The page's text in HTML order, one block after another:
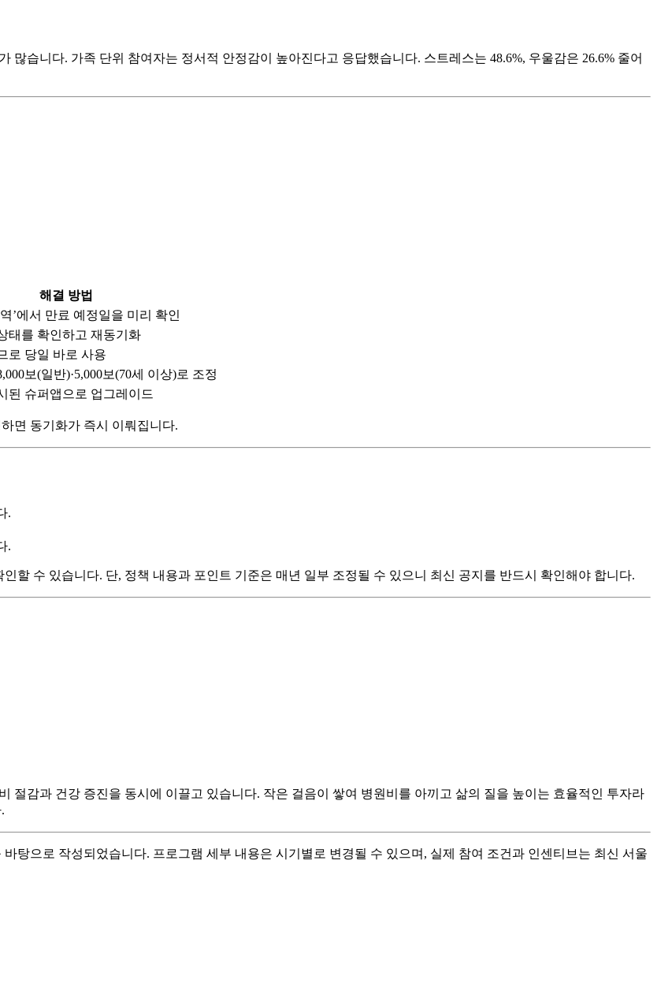
습니다. 가족 단위 참여자는 정서적 안정감이 높아진다고 응답했습니다. 스트레스는 48.6%, 우울감은 26.6% 줄어
해결 방법
’에서 만료 예정일을 미리 확인
태를 확인하고 재동기화
로 당일 바로 사용
보(일반)·5,000보(70세 이상)로 조정
된 슈퍼앱으로 업그레이드
면 동기화가 즉시 이뤄집니다.
.
.
할 수 있습니다. 단, 정책 내용과 포인트 기준은 매년 일부 조정될 수 있으니 최신 공지를 반드시 확인해야 합니다.
절감과 건강 증진을 동시에 이끌고 있습니다. 작은 걸음이 쌓여 병원비를 아끼고 삶의 질을 높이는 효율적인 투자라
탕으로 작성되었습니다. 프로그램 세부 내용은 시기별로 변경될 수 있으며, 실제 참여 조건과 인센티브는 최신 서울